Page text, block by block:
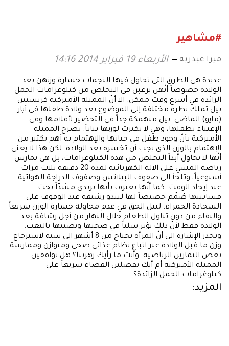
#مشاهير
ميرا عبدربه الأربعاء 19 فبراير 2014 14:16
عديدة هي الطرق التي تحاول فيها النجمات خسارة وزنهن بعد
الولادة خصوصاً أنّهن يرغبن في التخلص من كيلوغرامات الحمل
الزائدة في أسرع وقت ممكن. الا أنّ الممثلة الأميركية كريستين
بيل تملك نظرة مختلفة إلى الموضوع بعد ولادة طفلها في أيار
(مايو) الماضي. بيل منهمكة جداً في التحضير لأفلامها وفي
الإعتناء بطفلها، وهي لا تكترث لوزنها بتاتاً. تصرح الممثلة
الأميركية بأنّ وجود طفل في حياتها والإهتمام به أهم بكثير من
الإهتمام بالوزن الذي يجب أن تخسره بعد الولادة. لكن هذا لا يعني
أنّها لا تحاول أبداً التخلص من هذه الكيلوغرامات، بل هي تمارس
رياضة المشي على الآلة الكهربائية لمدة 20 دقيقة ثلاث مرات
أسبوعياً، وتلجأ الى صفوف البيلاتس وصفوف الدراجة الهوائية
عند إيجاد الوقت. كما أنّها تعترف بأنها ترتدي مشدّاً تحت
فساتينها صُمِّم خصيصاً لها لتبدو رشيقة عند الوقوف على
السجادة الحمراء. لبيل الحق في عدم محاولة خسارة الوزن سريعاً
والبقاء من دون تناول الطعام خلال النهار من أجل رشاقة بعد
الولادة فقط لأنّ ذلك يؤثر سلباً في صحتها ويصيبها بالتعب.
وتجدر الإشارة الى أنّ المرأة تحتاج من 8 أشهر الى سنة لاسترجاع
وزن ما قبل الولادة عبر اتباع نظام غذائي صحي ومتوازن وممارسة
بعض التمارين الرياضية. وأنت ما رأيك زهرتنا؟ هل توافقين
الممثلة الأميركية أم أنك تفضلين القضاء سريعاً على
كيلوغرامات الحمل الزائدة؟
المزيد: